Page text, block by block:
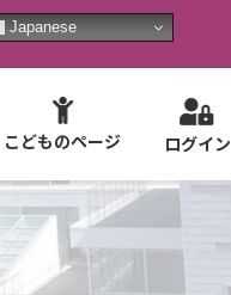
Japanese
こどものページ ログイン